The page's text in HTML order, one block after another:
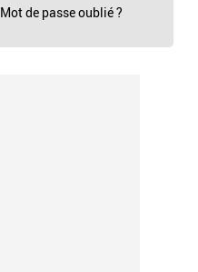
Mot de passe oublié ?